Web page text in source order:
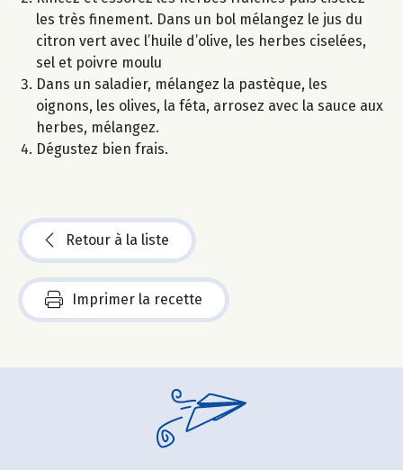
les très finement. Dans un bol mélangez le jus du
citron vert avec l’huile d’olive, les herbes ciselées,
sel et poivre moulu
Dans un saladier, mélangez la pastèque, les
oignons, les olives, la féta, arrosez avec la sauce aux
herbes, mélangez.
Dégustez bien frais.
Retour à la liste
Imprimer la recette